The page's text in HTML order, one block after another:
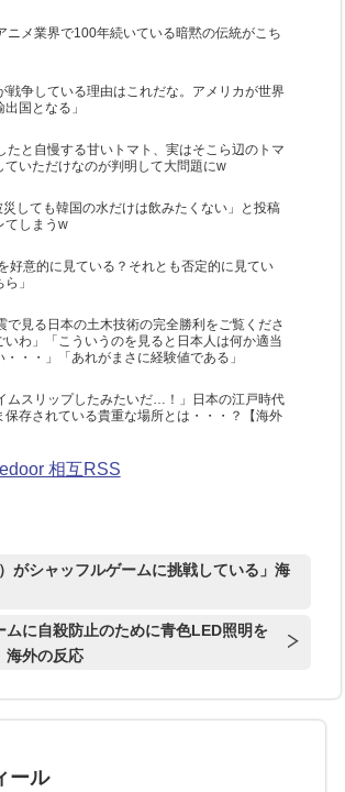
ニメ業界で100年続いている暗黙の伝統がこち
戦争している理由はこれだな。アメリカが世界
国となる」
たと自慢する甘いトマト、実はそこら辺のトマ
ていただけなのが判明して大問題にw
災しても韓国の水だけは飲みたくない」と投稿
てしまうw
好意的に見ている？それとも否定的に見てい
」
で見る日本の土木技術の完全勝利をご覧くださ
わ」「こういうのを見ると日本人は何か適当
・・」「あれがまさに経験値である」
ムスリップしたみたいだ…！」日本の江戸時代
保存されている貴重な場所とは・・・？【海外
相互RSS
）がシャッフルゲームに挑戦している」海
ムに自殺防止のために青色LED照明を
海外の反応
ール